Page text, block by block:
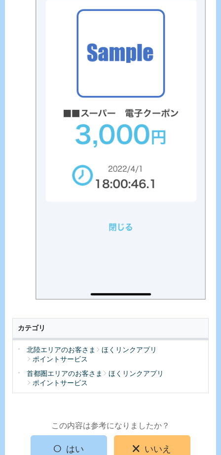
カテゴリ
北陸エリアのお客さま
ほくリンクアプリ
ポイントサービス
首都圏エリアのお客さま
ほくリンクアプリ
ポイントサービス
この内容は参考になりましたか？
はい いいえ